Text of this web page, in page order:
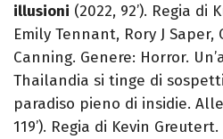
illusioni (2022, 92’). Regia di
Emily Tennant, Rory J Saper,
Canning. Genere: Horror.
Thailandia si tinge di
paradiso pieno di insidie. Alle
119’). Regia di Kevin